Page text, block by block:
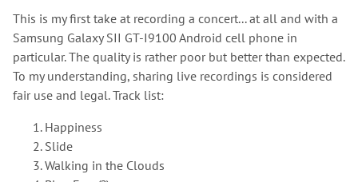
This is my first take at recording a concert... at all and with a
Samsung Galaxy SII GT-I9100 Android cell phone in
particular. The quality is rather poor but better than expected.
To my understanding, sharing live recordings is considered
fair use and legal. Track list:
Happiness
Slide
Walking in the Clouds